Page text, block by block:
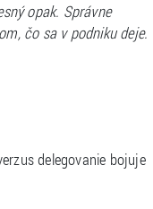
opak. Správne
čo sa v podniku deje.
delegovanie bojuje